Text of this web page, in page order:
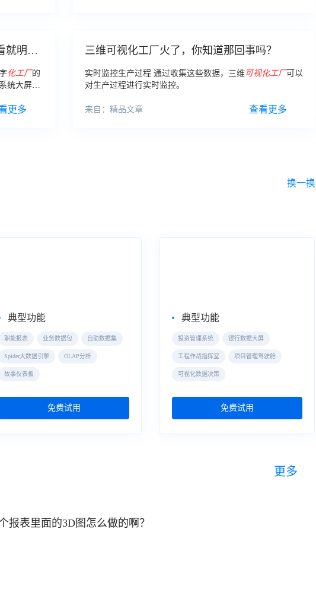
就明
化工厂的
统大屏向
发和生产
更多
三维可视化工厂火了，你知道那回事吗？
实时监控生产过程 通过收集这些数据，三维可视化工厂可以
对生产过程进行实时监控。
来自：精品文章 查看更多
换一换
典型功能
职能报表 业务数据包 自助数据集
Spider大数据引擎 OLAP分析
故事仪表板
免费试用
典型功能
投资管理系统 银行数据大屏
工程作战指挥室 项目管理驾驶舱
可视化数据决策
免费试用
更多
报表里面的3D图怎么做的啊？